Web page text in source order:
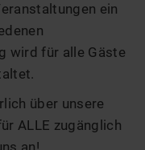
ein
wird für alle Gäste
über unsere
ALLE zugänglich